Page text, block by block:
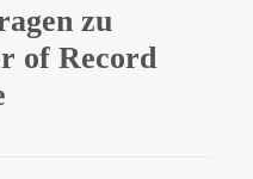
zu
of Record